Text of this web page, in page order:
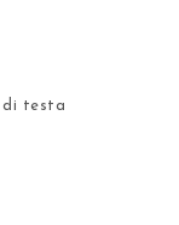
di testa